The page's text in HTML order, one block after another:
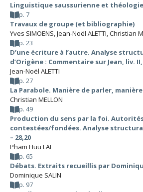
Linguistique saussurienne et théologie
p. 7
Travaux de groupe (et bibliographie)
Yves SIMOENS,Jean-Noël ALETTI,Christian
p. 23
D’une écriture à l’autre. Analyse
d’Origène : Commentaire sur Jean, liv. II,
Jean-Noël ALETTI
p. 27
La Parabole. Manière de parler,
Christian MELLON
p. 49
Production du sens par la foi.
contestées/fondées. Analyse
– 28,20
Pham Huu LAI
p. 65
Débats. Extraits recueillis par
Dominique SALIN
p. 97